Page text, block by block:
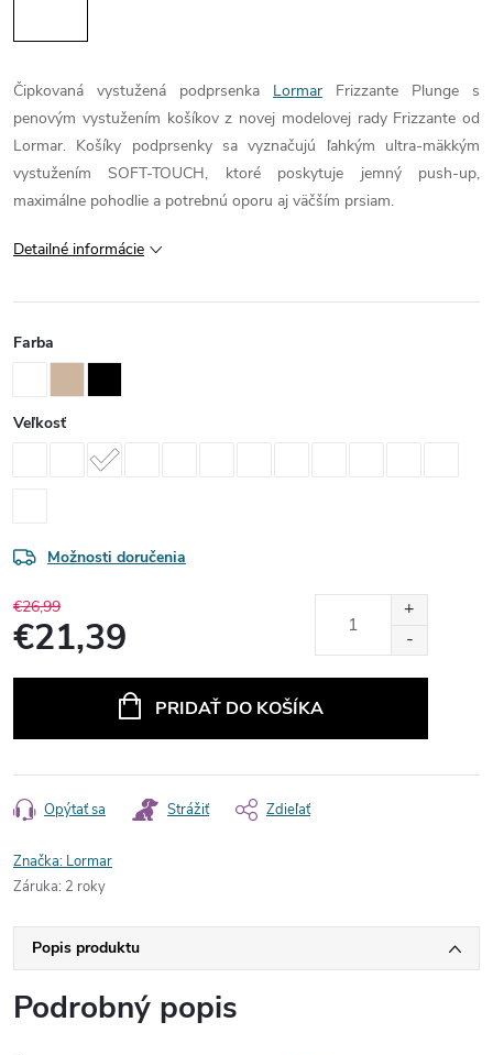
Čipkovaná vystužená podprsenka Lormar Frizzante Plunge s
penovým vystužením košíkov z novej modelovej rady Frizzante od
Lormar. Košíky podprsenky sa vyznačujú ľahkým ultra-mäkkým
vystužením SOFT-TOUCH, ktoré poskytuje jemný push-up,
maximálne pohodlie a potrebnú oporu aj väčším prsiam.
Detailné informácie
Farba
Veľkosť
Možnosti doručenia
€26,99
€21,39
PRIDAŤ DO KOŠÍKA
Opýtať sa Strážiť Zdieľať
Značka: Lormar
Záruka: 2 roky
Popis produktu
Podrobný popis